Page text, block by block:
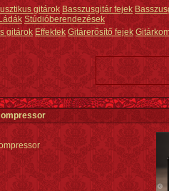
gitárok Basszusgitár fejek
Ládák Stúdióberendezések
gitárok Effektek Gitárerősítő fejek